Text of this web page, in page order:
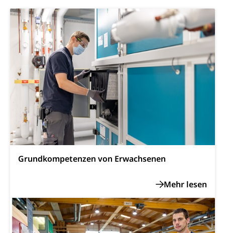
Grundkompetenzen von Erwachsenen
Krankenversicherung (WAS Luzern)
Existenzsicherung - Sozialhilfe
Soziales und Gesellschaft (Dienststelle)
Opferhilfe
Arbeitslosenversicherung (WAS Luzern)
Invalidenversicherung (WAS Luzern)
Soziale Sicherheit
Drogenabhängigkeit, Drogensucht,
Medikamentenabhängigkeit,
Arzneimittelabhängigkeit, Suchtkrankheit,
Drogenabhängige, Drogensüchtige,
Betäubungsmittel, Suchtmittel, Psychopharmaka
Fachstelle Sucht Region Luzern
Drogen (Polizei)
Sucht
Gesundheitsversorgung
Gesundheitsversorgung, Spital, Pflegeinitiative,
Ambulant vor stationär, AVOS, Patientendossier
Gesundheitsversorgung
AHV / IV
Altersrente, Invalidenrente, Witwenrente,
Sozialversicherung, Vorsorgeeinrichtung,
Pensionskasse, erste Säule, zweite Säule, dritte
Säule, Hilflosenentschädigung,
Hilfslosenentschädigung (WAS Luzern)
AHV-Hinterlassenenrente (WAS Luzern)
Behinderung
Körperbehinderung, körperliche Behinderung,